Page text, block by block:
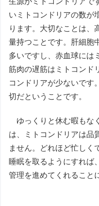
いミトコンドリアの数が
ります。大切なことは、
量持つことです。肝細胞
多いですし、赤血球には
筋肉の遅筋はミトコンド
コンドリアが少ないです
切だということです。
ゆっくりと休む暇もな
は、ミトコンドリアは品
ません。どれほど忙しく
睡眠を取るようにすれば
管理を進めてくれること